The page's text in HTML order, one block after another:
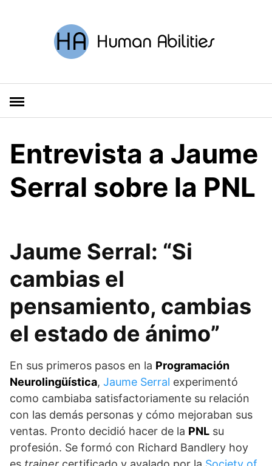
Entrevista a Jaume
Serral sobre la PNL
Jaume Serral: “Si
cambias el
pensamiento, cambias
el estado de ánimo”
En sus primeros pasos en la Programación
Neurolingüística, Jaume Serral experimentó
como cambiaba satisfactoriamente su relación
con las demás personas y cómo mejoraban sus
ventas. Pronto decidió hacer de la PNL su
profesión. Se formó con Richard Bandlery hoy